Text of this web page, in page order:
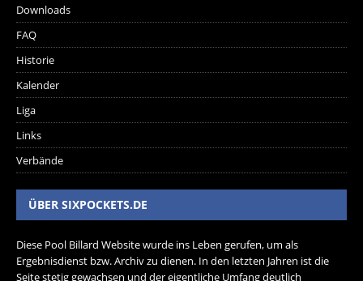
Downloads
FAQ
Historie
Kalender
Liga
Links
Verbände
ÜBER SIXPOCKETS.DE
Diese Pool Billard Website wurde ins Leben gerufen, um als
Ergebnisdienst bzw. Archiv zu dienen. In den letzten Jahren ist die
Seite stetig gewachsen und der eigentliche Umfang deutlich